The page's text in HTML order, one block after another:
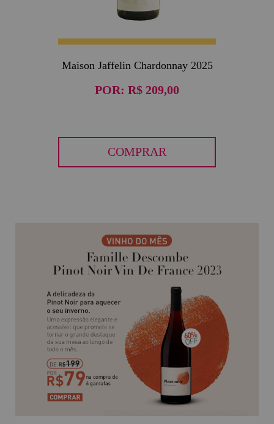
Maison Jaffelin Chardonnay 2025
POR: R$ 209,00
COMPRAR